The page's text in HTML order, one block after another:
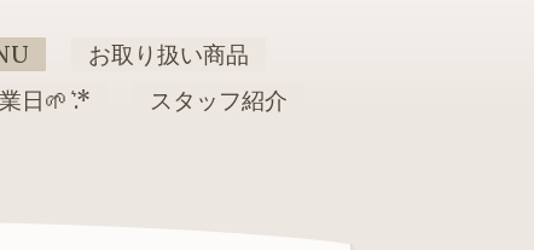
お取り扱い商品
日🌱 ͛.* スタッフ紹介